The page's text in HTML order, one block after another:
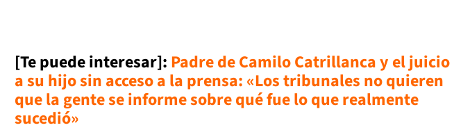
[Te puede interesar]: Padre de Camilo Catrillanca y el juicio
a su hijo sin acceso a la prensa: «Los tribunales no quieren
que la gente se informe sobre qué fue lo que realmente
sucedió»